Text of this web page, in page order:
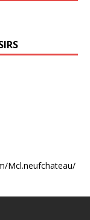
Mcl.neufchateau/